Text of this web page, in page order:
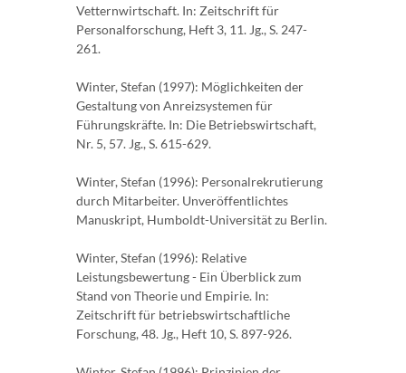
Vetternwirtschaft. In: Zeitschrift für
Personalforschung, Heft 3, 11. Jg., S. 247-
261.
Winter, Stefan (1997): Möglichkeiten der
Gestaltung von Anreizsystemen für
Führungskräfte. In: Die Betriebswirtschaft,
Nr. 5, 57. Jg., S. 615-629.
Winter, Stefan (1996): Personalrekrutierung
durch Mitarbeiter. Unveröffentlichtes
Manuskript, Humboldt-Universität zu Berlin.
Winter, Stefan (1996): Relative
Leistungsbewertung - Ein Überblick zum
Stand von Theorie und Empirie. In:
Zeitschrift für betriebswirtschaftliche
Forschung, 48. Jg., Heft 10, S. 897-926.